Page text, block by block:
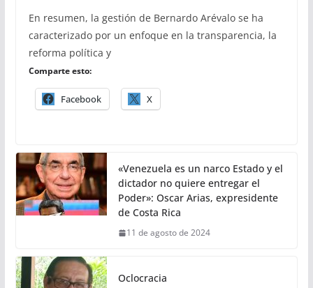
En resumen, la gestión de Bernardo Arévalo se ha
caracterizado por un enfoque en la transparencia, la
reforma política y
Comparte esto:
Facebook X
«Venezuela es un narco Estado y el
dictador no quiere entregar el
Poder»: Oscar Arias, expresidente
de Costa Rica
11 de agosto de 2024
Oclocracia